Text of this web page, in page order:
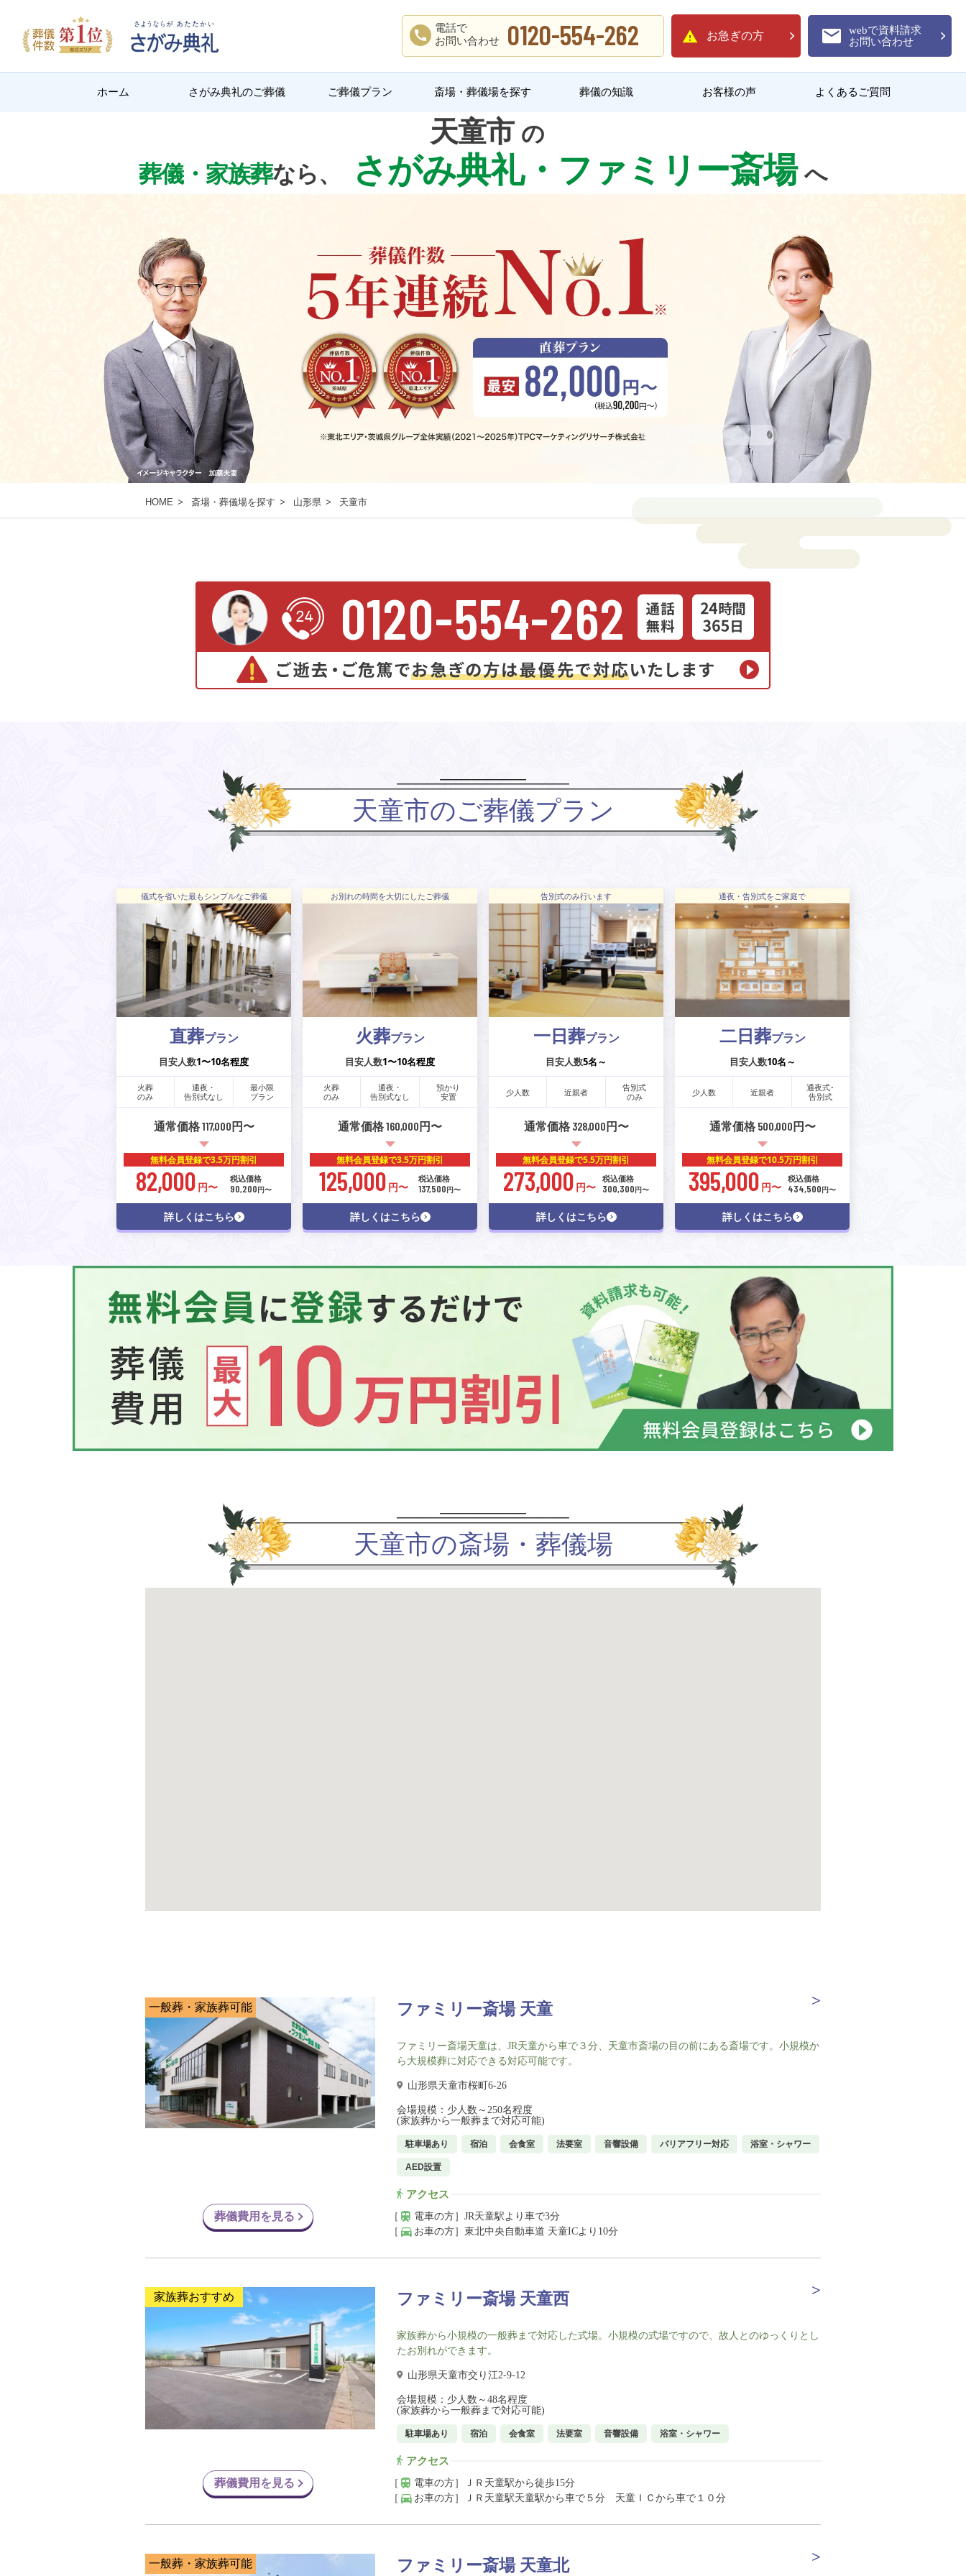
電話で
お問い合わせ
0120-554-262 お急ぎの方
webで資料請求
お問い合わせ
ホーム さがみ典礼のご葬儀 ご葬儀プラン 斎場・葬儀場を探す 葬儀の知識 お客様の声 よくあるご質問
天童市 の
葬儀・家族葬なら、 さがみ典礼・ファミリー斎場 へ
HOME 斎場・葬儀場を探す 山形県 天童市
0120-554-262
天童市のご葬儀プラン
儀式を省いた最もシンプルなご葬儀
直葬プラン
目安人数1〜10名程度
火葬
のみ
通夜・
告別式なし
最小限
プラン
通常価格 117,000円〜
無料会員登録で3.5万円割引
82,000 円〜
税込価格
90,200円〜
詳しくはこちら
お別れの時間を大切にしたご葬儀
火葬プラン
目安人数1〜10名程度
火葬
のみ
通夜・
告別式なし
預かり
安置
通常価格 160,000円〜
無料会員登録で3.5万円割引
125,000 円〜
税込価格
137,500円〜
詳しくはこちら
告別式のみ行います
一日葬プラン
目安人数5名～
少人数 近親者
告別式
のみ
通常価格 328,000円〜
無料会員登録で5.5万円割引
273,000 円〜
税込価格
300,300円〜
詳しくはこちら
通夜・告別式をご家庭で
二日葬プラン
目安人数10名～
少人数 近親者
通夜式･
告別式
通常価格 500,000円〜
無料会員登録で10.5万円割引
395,000 円〜
税込価格
434,500円〜
詳しくはこちら
天童市の斎場・葬儀場
一般葬・家族葬可能 ファミリー斎場 天童
ファミリー斎場天童は、JR天童から車で３分、天童市斎場の目の前にある斎場です。小規模か
ら大規模葬に対応できる対応可能です。
山形県天童市桜町6-26
会場規模：少人数～250名程度
(家族葬から一般葬まで対応可能)
駐車場あり 宿泊 会食室 法要室 音響設備 バリアフリー対応 浴室・シャワー
AED設置
アクセス
［ 電車の方］ JR天童駅より車で3分
［
お車の方］ 東北中央自動車道 天童ICより10分
葬儀費用を見る
家族葬おすすめ ファミリー斎場 天童西
家族葬から小規模の一般葬まで対応した式場。小規模の式場ですので、故人とのゆっくりとし
たお別れができます。
山形県天童市交り江2-9-12
会場規模：少人数～48名程度
(家族葬から一般葬まで対応可能)
駐車場あり 宿泊 会食室 法要室 音響設備 浴室・シャワー
アクセス
［ 電車の方］
ＪＲ天童駅から徒歩15分
［
お車の方］ ＪＲ天童駅天童駅から車で５分 天童ＩＣから車で１０分
葬儀費用を見る
一般葬・家族葬可能 ファミリー斎場 天童北